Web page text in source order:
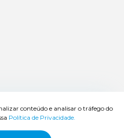
conteúdo e analisar o tráfego do
Política de Privacidade.
Todos os direitos reservados.